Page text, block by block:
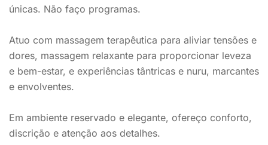
únicas. Não faço programas.
Atuo com massagem terapêutica para aliviar tensões e
dores, massagem relaxante para proporcionar leveza
e bem-estar, e experiências tântricas e nuru, marcantes
e envolventes.
Em ambiente reservado e elegante, ofereço conforto,
discrição e atenção aos detalhes.